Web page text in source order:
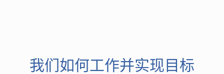
我们如何工作并实现目标